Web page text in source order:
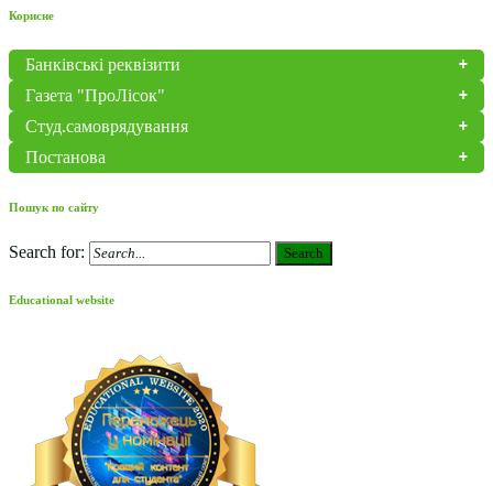
Корисне
Банківські реквізити
Газета "ПроЛісок"
Студ.самоврядування
Постанова
Пошук по сайту
Search for: Search
Educational website